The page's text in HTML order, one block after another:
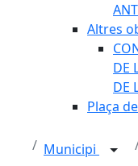
Altres
DE
DE
Plaça
Municipi